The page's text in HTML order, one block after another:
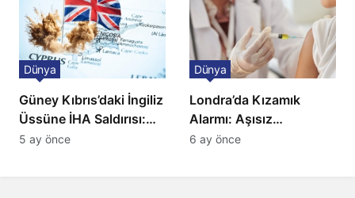
Güney Kıbrıs’daki İngiliz
Üssüne İHA Saldırısı:
Patlama, Sirenler ve
Dünya
5 ay önce
Londra’da Kızamık
Alarmı: Aşısız
Öğrenciler Okullardan
Dünya
6 ay önce